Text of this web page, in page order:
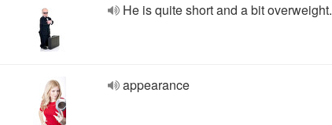
He is quite short and a bit overweight.
appearance